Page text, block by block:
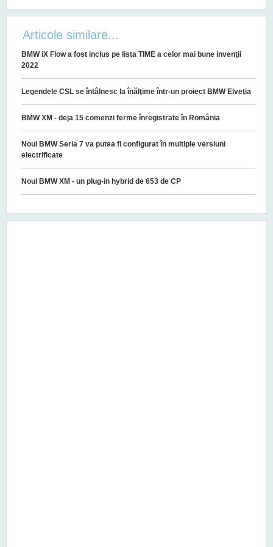
Articole similare...
BMW iX Flow a fost inclus pe lista TIME a celor mai bune invenţii
2022
Legendele CSL se întâlnesc la înălţime într-un proiect BMW Elveţia
BMW XM - deja 15 comenzi ferme înregistrate în România
Noul BMW Seria 7 va putea fi configurat în multiple versiuni
electrificate
Noul BMW XM - un plug-in hybrid de 653 de CP